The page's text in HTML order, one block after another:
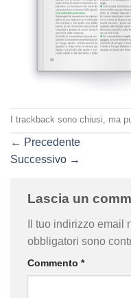
I trackback sono chiusi, ma
← Precedente
Successivo →
Lascia un
Il tuo indirizzo email
obbligatori sono
Commento *